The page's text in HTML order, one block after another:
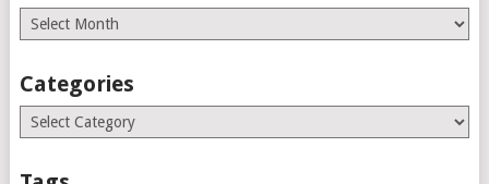
Archives
Categories
Categories